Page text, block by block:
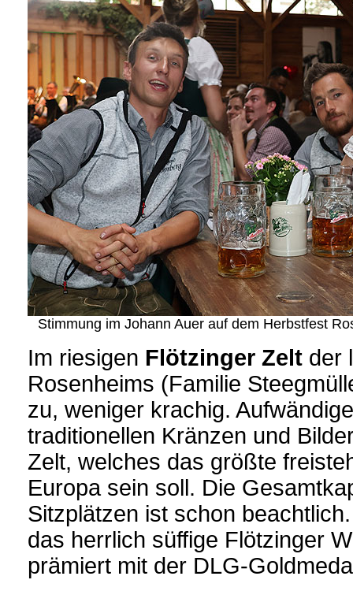
Stimmung im Johann Auer auf dem Herbstfest
Im riesigen Flötzinger Zelt der
Rosenheims (Familie
zu, weniger krachig.
traditionellen Kränzen und
Zelt, welches das größte
Europa sein soll. Die
Sitzplätzen ist schon
das herrlich süffige Flötzinger
prämiert mit der DLG-